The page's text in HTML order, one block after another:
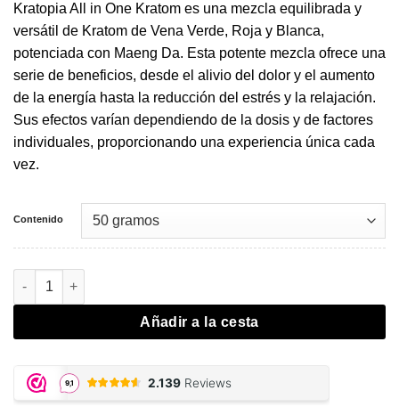
original
era:
€14,95.
actual
es:
€10,47.
Kratopia All in One Kratom es una mezcla equilibrada y
versátil de Kratom de Vena Verde, Roja y Blanca,
potenciada con Maeng Da. Esta potente mezcla ofrece una
serie de beneficios, desde el alivio del dolor y el aumento
de la energía hasta la reducción del estrés y la relajación.
Sus efectos varían dependiendo de la dosis y de factores
individuales, proporcionando una experiencia única cada
vez.
Contenido
All in One Kratom cantidad
Añadir a la cesta